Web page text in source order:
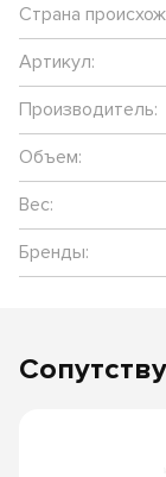
Страна
Артикул:
Производитель:
Объем:
Вес:
Бренды: